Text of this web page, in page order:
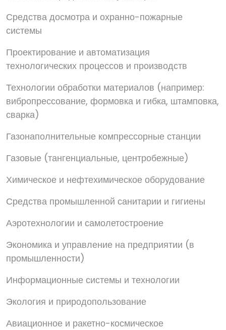
Средства досмотра и охранно-пожарные
системы
Проектирование и автоматизация
технологических процессов и производств
Технологии обработки материалов (например:
вибропрессование, формовка и гибка, штамповка,
сварка)
Газонаполнительные компрессорные станции
Газовые (тангенциальные, центробежные)
Химическое и нефтехимическое оборудование
Средства промышленной санитарии и гигиены
Аэротехнологии и самолетостроение
Экономика и управление на предприятии (в
промышленности)
Информационные системы и технологии
Экология и природопользование
Авиационное и ракетно-космическое